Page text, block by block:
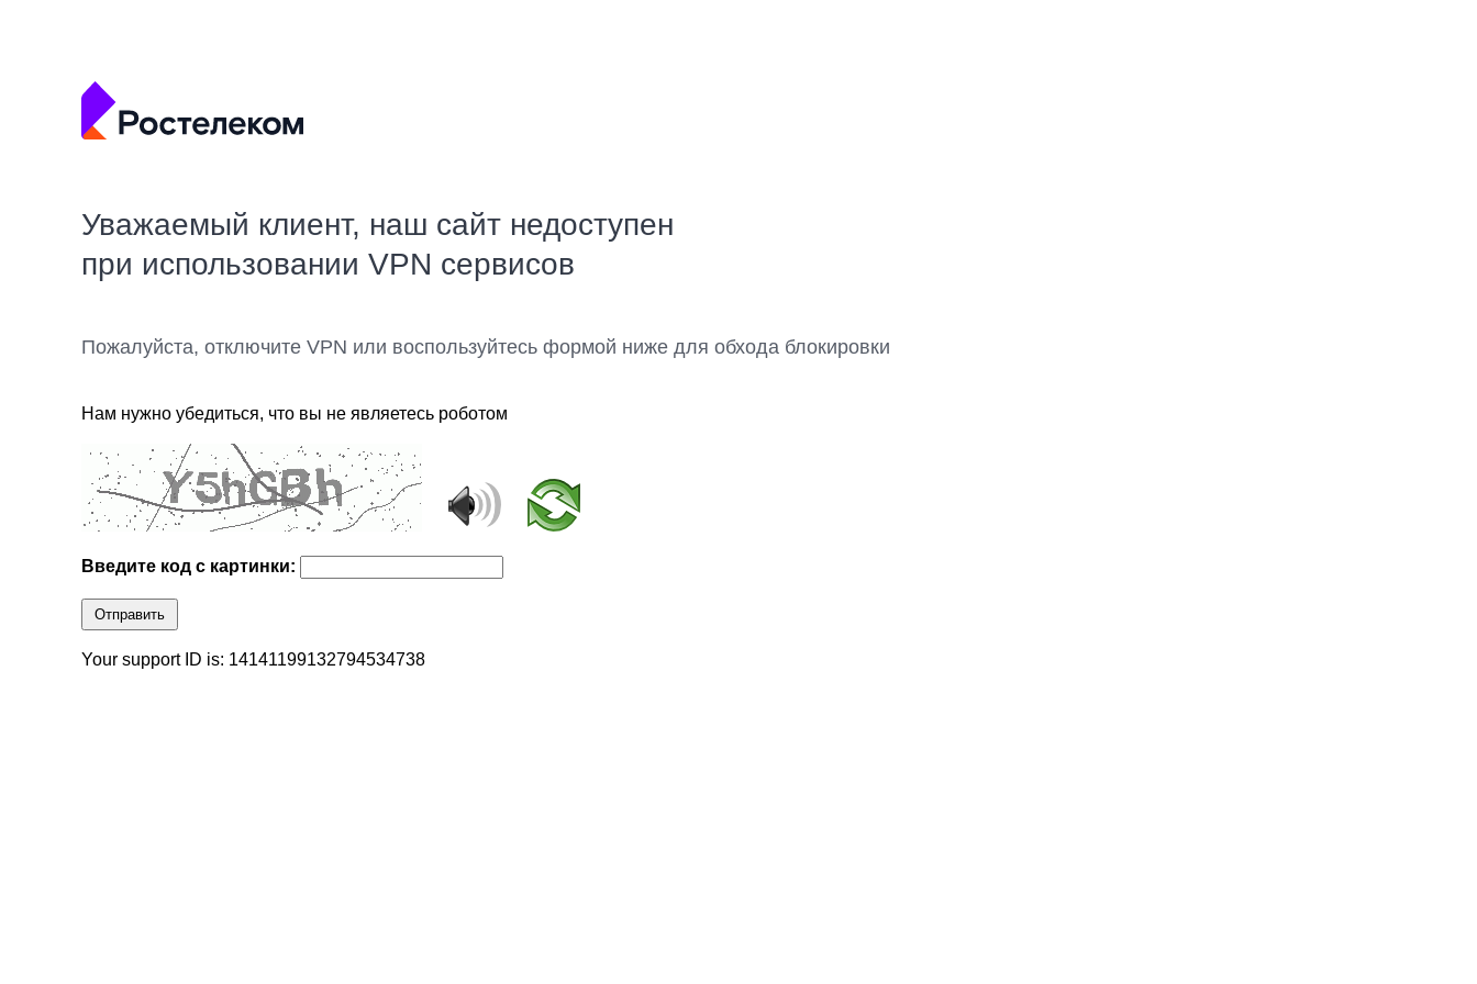
Уважаемый клиент, наш сайт недоступен
при использовании VPN сервисов
Пожалуйста, отключите VPN или воспользуйтесь формой ниже для обхода блокировки
Нам нужно убедиться, что вы не являетесь роботом
Введите код с картинки:
Отправить
Your support ID is: 14141199132794534738